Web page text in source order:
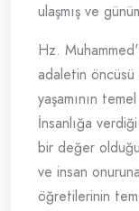
ulaşmış ve
Hz.
adaletin
yaşamının
İnsanlığa
bir değer
ve insan
öğretilerinin